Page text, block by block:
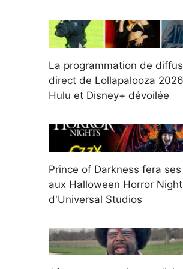
La programmation de
direct de Lollapalooza
Hulu et Disney+ dévoilée
Prince of Darkness fera
aux Halloween Horror
d'Universal Studios